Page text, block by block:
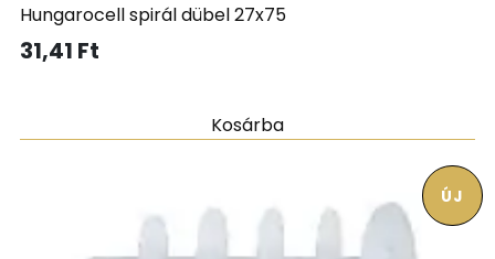
Hungarocell spirál dübel 27x75
31,41 Ft
Kosárba
ÚJ